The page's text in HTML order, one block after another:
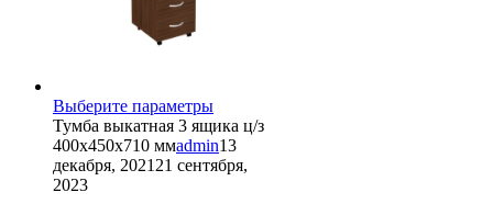
Выберите параметрыЭтот
товар
имеет
несколько
Тумба выкатная 3 ящика ц/з
400х450х710 ммadmin13
декабря, 2021 21 сентября,
2023